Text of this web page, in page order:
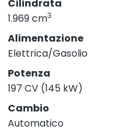
Cilindrata
1.969 cm3
Alimentazione
Elettrica/Gasolio
Potenza
197 CV (145 kW)
Cambio
Automatico